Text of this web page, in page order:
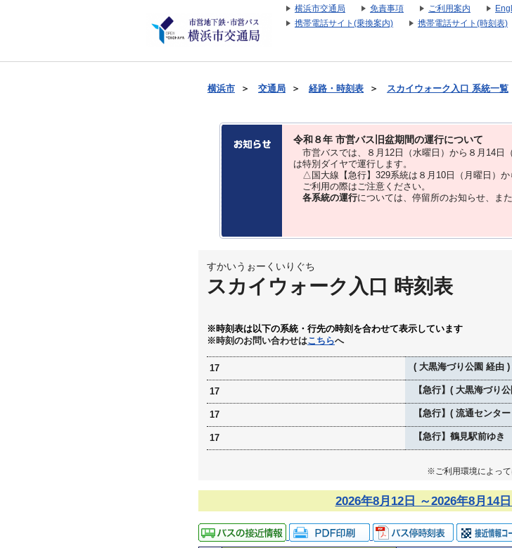
横浜市交通局 免責事項 ご利用案内
携帯電話サイト(乗換案内)
携帯電話サイト(時刻表)
横浜市 ＞ 交通局 ＞ 経路・時刻表 ＞ スカイウォーク入口 系統一覧
令和８年 市営バス旧盆期間の運行について
市営バスでは、８⽉12⽇（水曜日）から８⽉14⽇
は特別ダイヤで運⾏します。
△国大線【急行】329系統は８月10日（月曜日）か
ご利用の際はご注意ください。
各系統の運行については、停留所のお知らせ、また
すかいうぉーくいりぐち
スカイウォーク入口 時刻表
※時刻表は以下の系統・行先の時刻を合わせて表示しています
※時刻のお問い合わせはこちらへ
17 ( 大黒海づり公園 経由 )
17 【急行】( 大黒海づり
17 【急行】( 流通センタ
17 【急行】鶴見駅前ゆき
※ご利用環境によって
2026年8月12日 ～2026年8月14